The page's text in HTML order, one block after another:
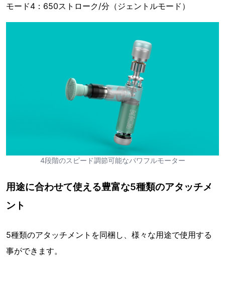
モード4：650ストローク/分（ジェントルモード）
4段階のスピード調節可能なパワフルモーター
用途に合わせて使える豊富な5種類のアタッチメ
ント
5種類のアタッチメントを同梱し、様々な用途で使用する
事ができます。